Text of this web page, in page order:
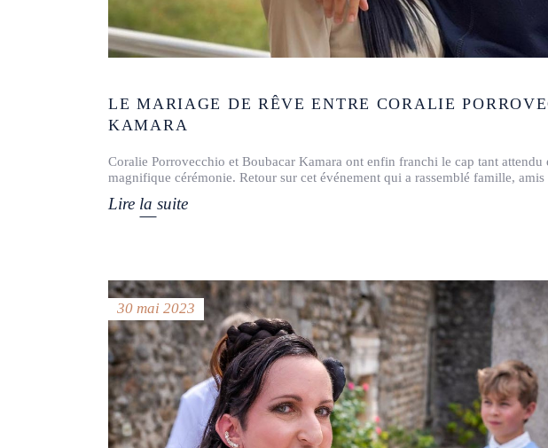
LE MARIAGE DE RÊVE ENTRE CORALIE
KAMARA
Coralie Porrovecchio et Boubacar Kamara ont enfin franchi le cap tant attendu
magnifique cérémonie. Retour sur cet événement qui a rassemblé famille, amis
Lire la suite
30 mai 2023